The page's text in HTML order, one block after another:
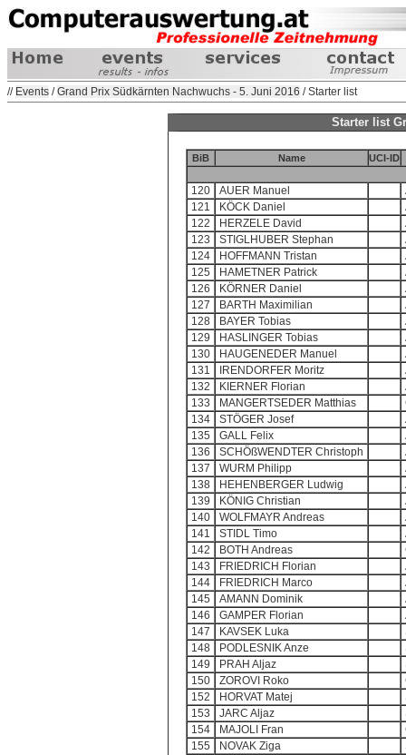
// Events /Grand Prix Südkärnten Nachwuchs - 5. Juni 2016 / Starter list
Starter list
BiB Name UCI-ID
120 AUER Manuel
121
KÖCK Daniel
122
HERZELE David
123
STIGLHUBER Stephan
124
HOFFMANN Tristan
125
HAMETNER Patrick
126
KÖRNER Daniel
127
BARTH Maximilian
128
BAYER Tobias
129
HASLINGER Tobias
130
HAUGENEDER Manuel
131
IRENDORFER Moritz
132
KIERNER Florian
133
MANGERTSEDER Matthias
134
STÖGER Josef
135
GALL Felix
136
SCHÖßWENDTER Christoph
137
WURM Philipp
138
HEHENBERGER Ludwig
139
KÖNIG Christian
140
WOLFMAYR Andreas
141
STIDL Timo
142
BOTH Andreas
143
FRIEDRICH Florian
144
FRIEDRICH Marco
145
AMANN Dominik
146
GAMPER Florian
147
KAVSEK Luka
148
PODLESNIK Anze
149
PRAH Aljaz
150
ZOROVI Roko
152
HORVAT Matej
153
JARC Aljaz
154
MAJOLI Fran
155
NOVAK Ziga